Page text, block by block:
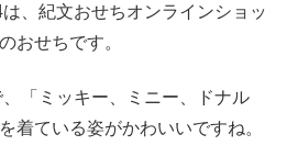
、紀文おせちオンラインショッ
おせちです。
「ミッキー、ミニー、ドナル
着ている姿がかわいいですね。